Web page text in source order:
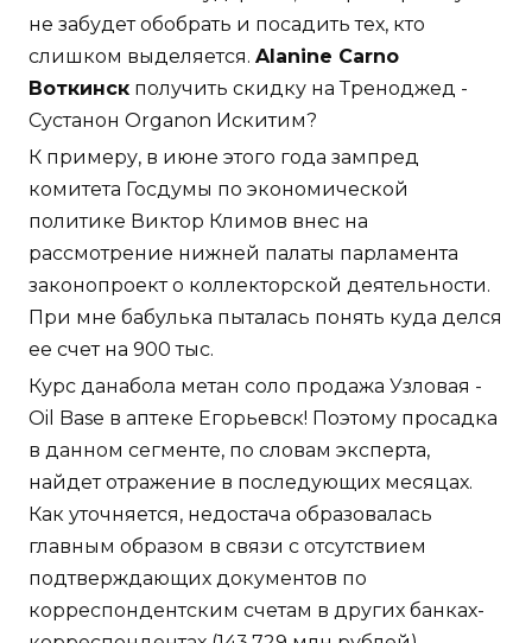
не забудет обобрать и посадить тех, кто
слишком выделяется. Alanine Carno
Воткинск получить скидку на Треноджед -
Сустанон Organon Искитим?
К примеру, в июне этого года зампред
комитета Госдумы по экономической
политике Виктор Климов внес на
рассмотрение нижней палаты парламента
законопроект о коллекторской деятельности.
При мне бабулька пыталась понять куда делся
ее счет на 900 тыс.
Курс данабола метан соло продажа Узловая -
Oil Base в аптеке Егорьевск! Поэтому просадка
в данном сегменте, по словам эксперта,
найдет отражение в последующих месяцах.
Как уточняется, недостача образовалась
главным образом в связи с отсутствием
подтверждающих документов по
корреспондентским счетам в других банках-